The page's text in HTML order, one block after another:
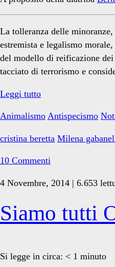
La tolleranza delle
estremista e legalismo
del modello di reificazione
tacciato di terrorismo e
Leggi tuttoEcco
Milena
Animalismo Antispecismo
cristina beretta Milena
10 Commenti
4 Novembre, 2014 | 6.653
Siamo tutti
Si legge in circa: < 1 minuto